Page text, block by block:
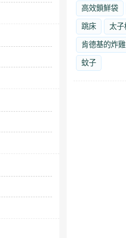
高效鎖鮮袋
跳床 太子
肯德基的炸雞
蚊子